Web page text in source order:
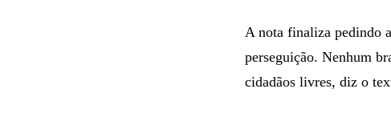
A nota finaliza pedindo
perseguição. Nenhum
cidadãos livres, diz o